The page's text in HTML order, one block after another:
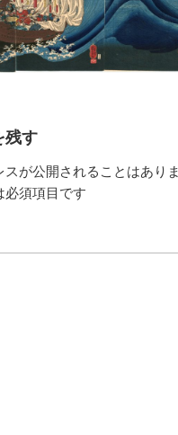
残す
スが公開されることはありま
必須項目です